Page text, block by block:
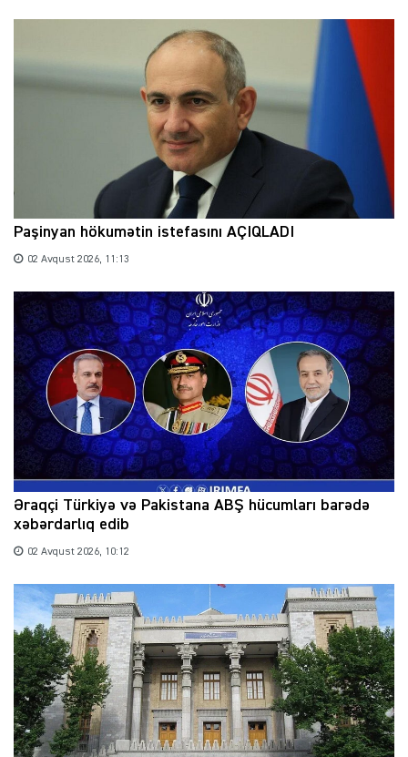
Paşinyan hökumətin istefasını AÇIQLADI
02 Avqust 2026, 11:13
Əraqçi Türkiyə və Pakistana ABŞ hücumları barədə
xəbərdarlıq edib
02 Avqust 2026, 10:12